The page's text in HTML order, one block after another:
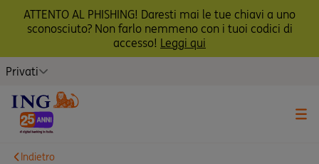
ATTENTO AL PHISHING! Daresti mai le tue chiavi a uno
sconosciuto? Non farlo nemmeno con i tuoi codici di
accesso! Leggi qui
Privati
Indietro